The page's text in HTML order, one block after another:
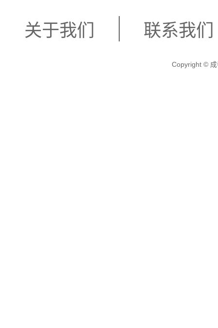
关于我们 联系我们
Copyright © 成